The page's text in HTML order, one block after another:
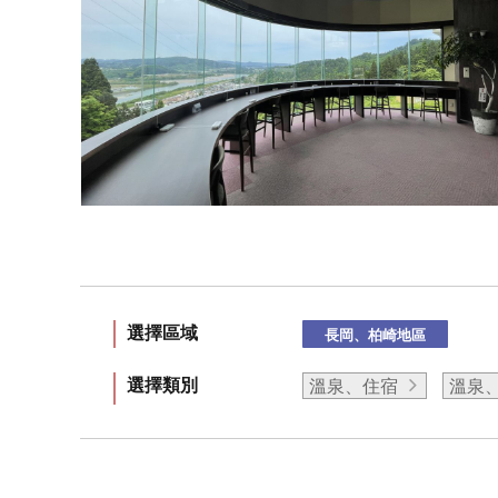
選擇區域 長岡、柏崎地區
選擇類別 溫泉、住宿 溫泉